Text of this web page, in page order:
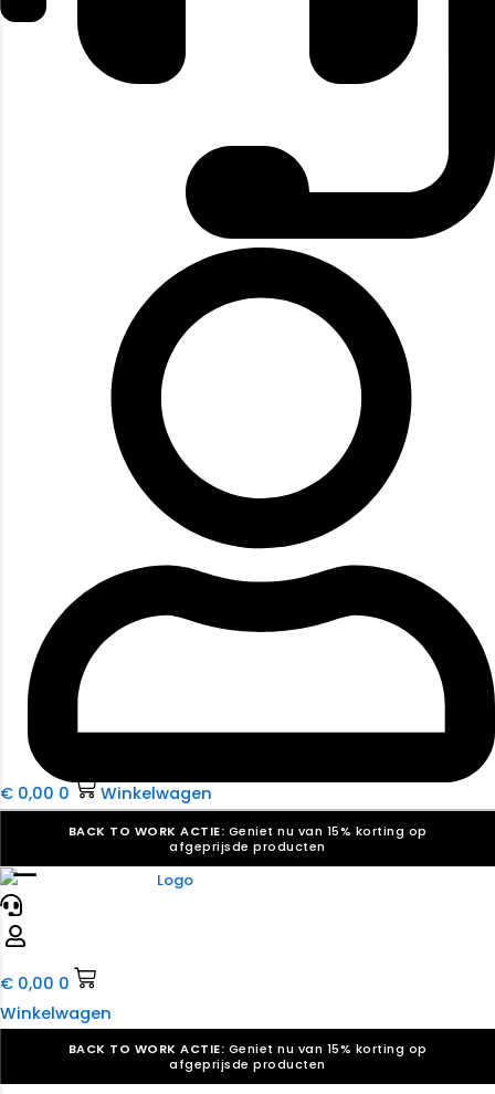
€ 0,00 0 Winkelwagen
BACK TO WORK ACTIE: Geniet nu van 15% korting op
afgeprijsde producten
Verkiezingsdrukwerk nodig? Maak indruk, win stemmen.
☰
€ 0,00 0
Winkelwagen
BACK TO WORK ACTIE: Geniet nu van 15% korting op
afgeprijsde producten